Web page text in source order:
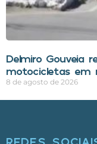
Delmiro Gouveia
motocicletas em
8 de agosto de 2026
REDES